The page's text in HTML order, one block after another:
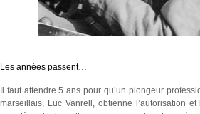
Les années passent…
Il faut attendre 5 ans pour qu’un plongeur
marseillais, Luc Vanrell, obtienne l’autorisation